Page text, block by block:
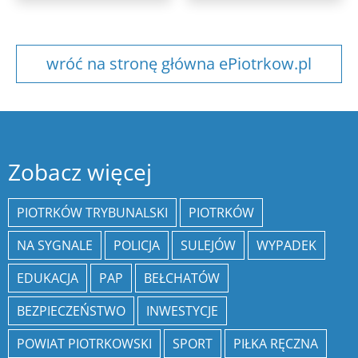
wróć na stronę główna ePiotrkow.pl
Zobacz więcej
PIOTRKÓW TRYBUNALSKI
PIOTRKÓW
NA SYGNALE
POLICJA SULEJÓW
WYPADEK
EDUKACJA
PAP
BEŁCHATÓW
BEZPIECZEŃSTWO
INWESTYCJE
POWIAT PIOTRKOWSKI
SPORT PIŁKA RĘCZNA